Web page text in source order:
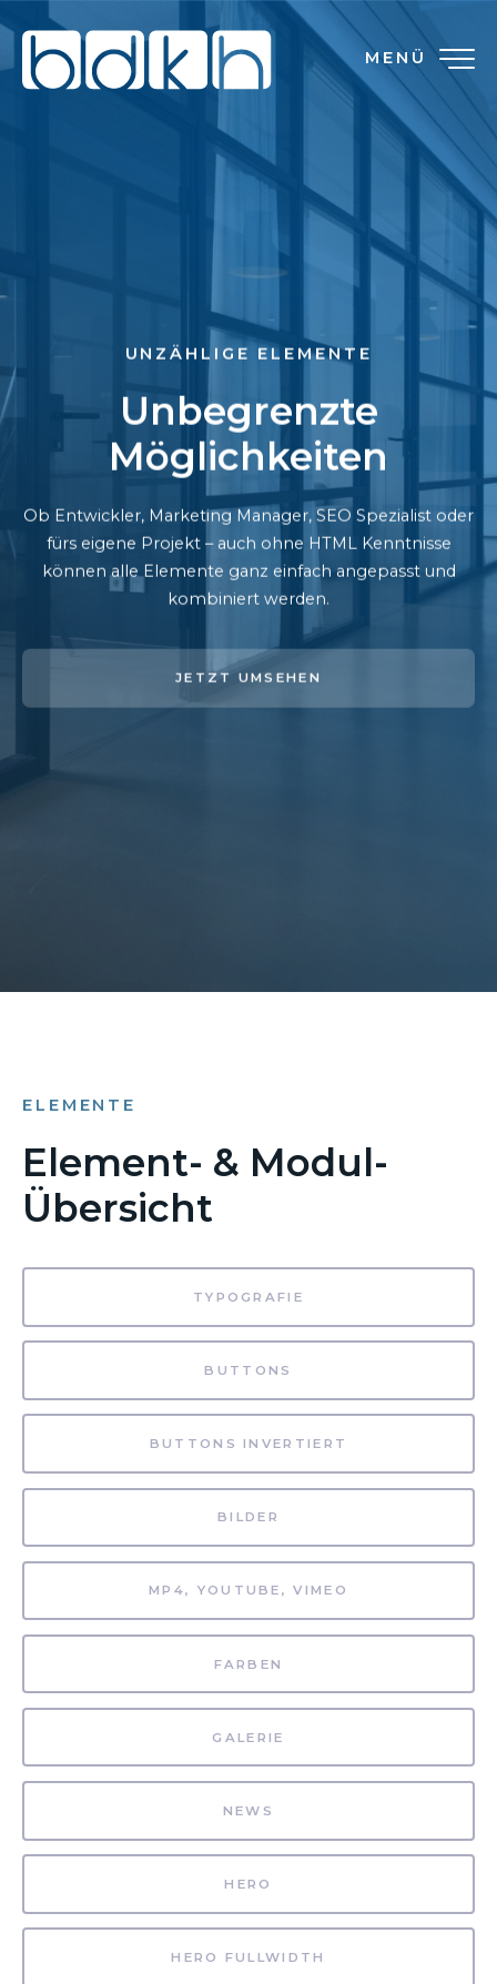
MENÜ
UNZÄHLIGE ELEMENTE
Unbegrenzte
Möglichkeiten
Ob Entwickler, Marketing Manager, SEO Spezialist oder
fürs eigene Projekt – auch ohne HTML Kenntnisse
können alle Elemente ganz einfach angepasst und
kombiniert werden.
JETZT UMSEHEN
ELEMENTE
Element- & Modul-
Übersicht
TYPOGRAFIE
BUTTONS
BUTTONS INVERTIERT
BILDER
MP4, YOUTUBE, VIMEO
FARBEN
GALERIE
NEWS
HERO
HERO FULLWIDTH